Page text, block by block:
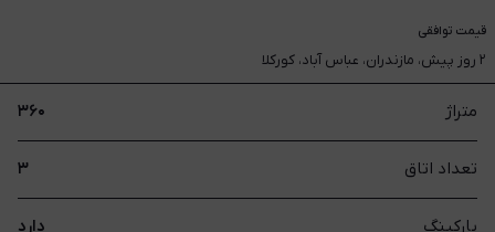
قیمت توافقی
۲ روز پیش، مازندران، عباس آباد، کورکلا
متراژ ۳۶۰
تعداد اتاق ۳
پارکینگ دارد